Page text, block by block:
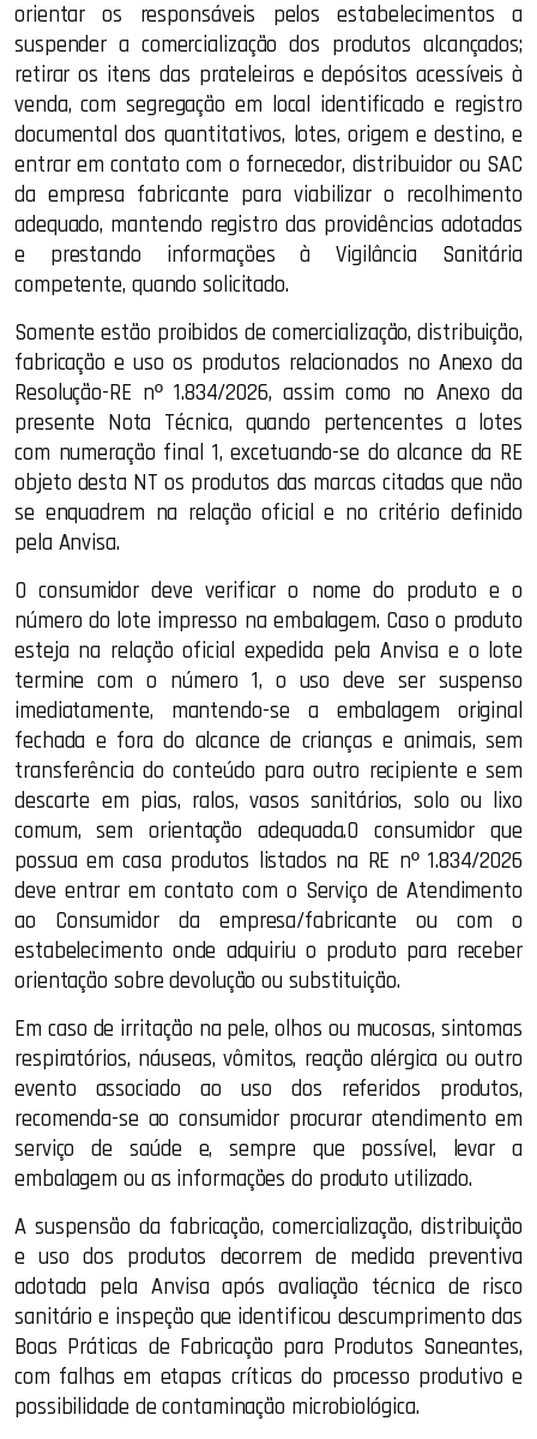
orientar os responsáveis pelos estabelecimentos a
suspender a comercialização dos produtos alcançados;
retirar os itens das prateleiras e depósitos acessíveis à
venda, com segregação em local identificado e registro
documental dos quantitativos, lotes, origem e destino, e
entrar em contato com o fornecedor, distribuidor ou SAC
da empresa fabricante para viabilizar o recolhimento
adequado, mantendo registro das providências adotadas
e prestando informações à Vigilância Sanitária
competente, quando solicitado.
Somente estão proibidos de comercialização, distribuição,
fabricação e uso os produtos relacionados no Anexo da
Resolução-RE nº 1.834/2026, assim como no Anexo da
presente Nota Técnica, quando pertencentes a lotes
com numeração final 1, excetuando-se do alcance da RE
objeto desta NT os produtos das marcas citadas que não
se enquadrem na relação oficial e no critério definido
pela Anvisa.
O consumidor deve verificar o nome do produto e o
número do lote impresso na embalagem. Caso o produto
esteja na relação oficial expedida pela Anvisa e o lote
termine com o número 1, o uso deve ser suspenso
imediatamente, mantendo-se a embalagem original
fechada e fora do alcance de crianças e animais, sem
transferência do conteúdo para outro recipiente e sem
descarte em pias, ralos, vasos sanitários, solo ou lixo
comum, sem orientação adequada.O consumidor que
possua em casa produtos listados na RE nº 1.834/2026
deve entrar em contato com o Serviço de Atendimento
ao Consumidor da empresa/fabricante ou com o
estabelecimento onde adquiriu o produto para receber
orientação sobre devolução ou substituição.
Em caso de irritação na pele, olhos ou mucosas, sintomas
respiratórios, náuseas, vômitos, reação alérgica ou outro
evento associado ao uso dos referidos produtos,
recomenda-se ao consumidor procurar atendimento em
serviço de saúde e, sempre que possível, levar a
embalagem ou as informações do produto utilizado.
A suspensão da fabricação, comercialização, distribuição
e uso dos produtos decorrem de medida preventiva
adotada pela Anvisa após avaliação técnica de risco
sanitário e inspeção que identificou descumprimento das
Boas Práticas de Fabricação para Produtos Saneantes,
com falhas em etapas críticas do processo produtivo e
possibilidade de contaminação microbiológica.